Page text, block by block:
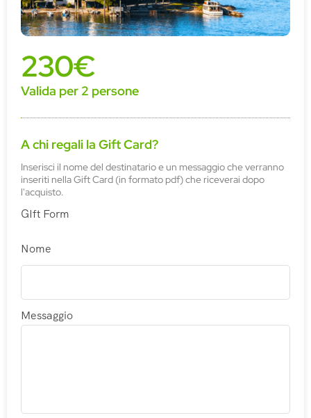
230€
Valida per 2 persone
A chi regali la Gift Card?
Inserisci il nome del destinatario e un messaggio che verranno
inseriti nella Gift Card (in formato pdf) che riceverai dopo
l'acquisto.
GIft Form
Nome
Messaggio